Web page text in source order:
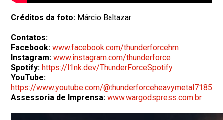
Créditos da foto: Márcio Baltazar
Contatos:
Facebook:www.facebook.com/thunderforcehm
Instagram:www.instagram.com/thunderforce
Spotify:https://l1nk.dev/ThunderForceSpotify
YouTube:
https://www.youtube.com/@thunderforceheavymetal7185
Assessoria de Imprensa:www.wargodspress.com.br